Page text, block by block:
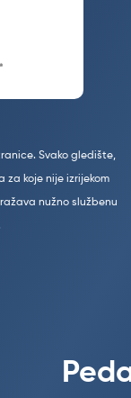
Svako gledište,
za koje nije izrijekom
nužno službenu